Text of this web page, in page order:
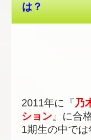
は？
2011年に『 乃
ション 』に合
1期生の中では